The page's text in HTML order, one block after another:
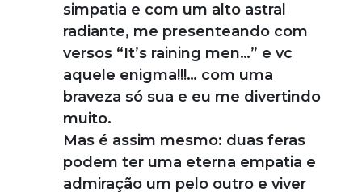
simpatia e com um alto astral
radiante, me presenteando com
versos “It’s raining men…” e vc
aquele enigma!!!… com uma
braveza só sua e eu me divertindo
muito.
Mas é assim mesmo: duas feras
podem ter uma eterna empatia e
admiração um pelo outro e viver